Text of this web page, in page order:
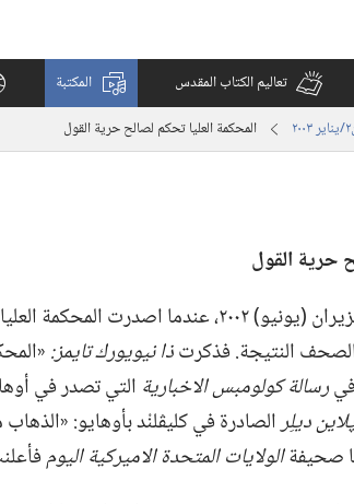
تعاليم الكتاب المقدس المكتبة
المحكمة العليا تحكم لصالح حرية القول
حرية القول
في ١٧ حزيران (‏يونيو)‏ ٢٠٠٢،‏ عندما اصدرت
الصحف النتيجة.‏ فذكرتذا نيويورك تايمز:‏
رسالة كولومبس الاخبارية التي تصدر في
ديلِرالصادرة في كليڤلنْد بأوهايو:‏
صحيفةالولايات المتحدة الاميركية اليوم